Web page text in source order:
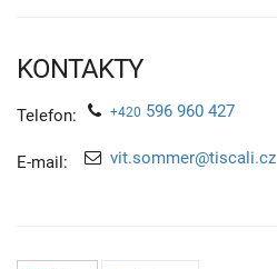
KONTAKTY
Telefon: +420 596 960 427
E-mail: vit.sommer@tiscali.cz